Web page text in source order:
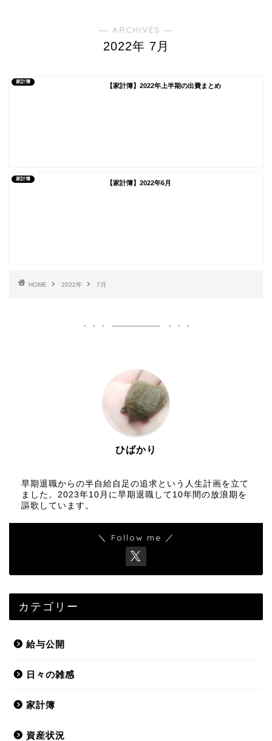
― ARCHIVES ―
2022年 7月
家計簿
【家計簿】2022年上半期の出費まとめ
家計簿
【家計簿】2022年6月
HOME 2022年 7月
ひばかり
早期退職からの半自給自足の追求という人生計画を立て
ました。2023年10月に早期退職して10年間の放浪期を
謳歌しています。
＼ Follow me ／
カテゴリー
給与公開
日々の雑感
家計簿
資産状況